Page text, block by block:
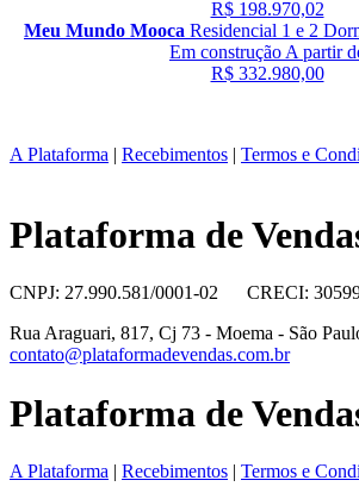
R$ 198.970,02
Meu Mundo Mooca Residencial 1 e 2
Em construção A partir
R$ 332.980,00
A Plataforma | Recebimentos | Termos e
Plataforma de
CNPJ: 27.990.581/0001-02 CRECI:
Rua Araguari, 817, Cj 73 - Moema - São
contato@plataformadevendas.com.br
Plataforma de
A Plataforma | Recebimentos | Termos e